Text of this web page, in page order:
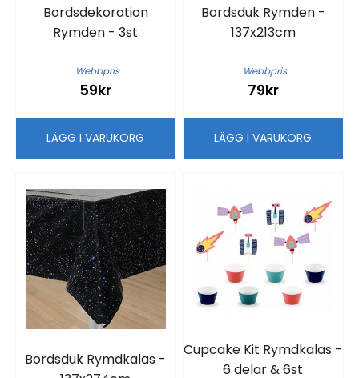
Bordsdekoration
Rymden - 3st
Webbpris
59kr
LÄGG I VARUKORG
Bordsduk Rymden -
137x213cm
Webbpris
79kr
LÄGG I VARUKORG
Bordsduk Rymdkalas -
Cupcake Kit Rymdkalas -
6 delar & 6st